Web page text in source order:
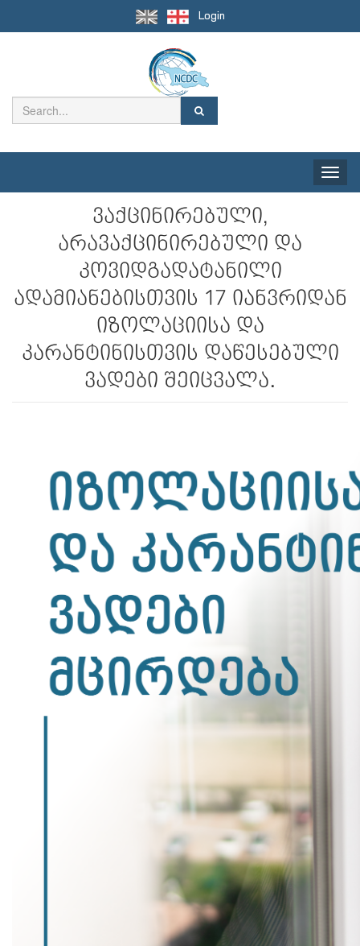
Login
Toggle
ვაქცინირებული,
არავაქცინირებული და
კოვიდგადატანილი
ადამიანებისთვის 17 იანვრიდან
იზოლაციისა და
კარანტინისთვის დაწესებული
ვადები შეიცვალა.